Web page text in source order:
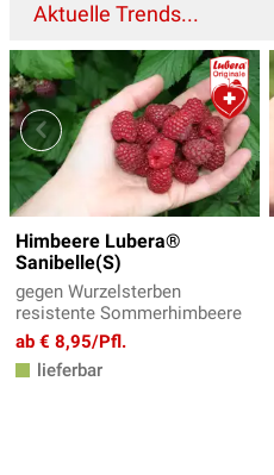
Aktuelle Trends...
Himbeere Lubera®
Sanibelle(S)
gegen Wurzelsterben
resistente Sommerhimbeere
ab € 8,95/Pfl.
lieferbar